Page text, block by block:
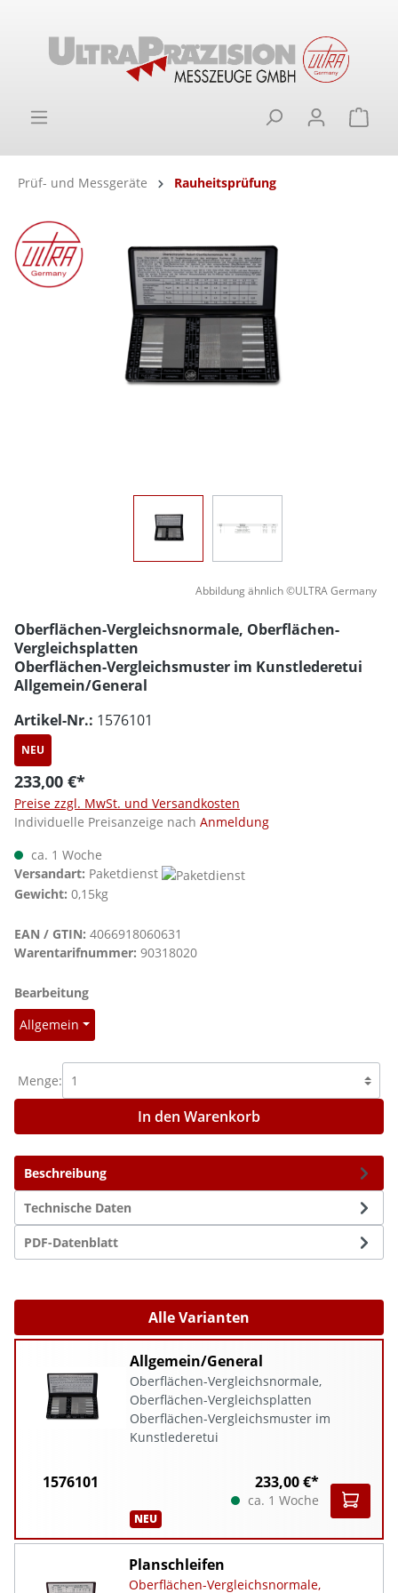
Prüf- und Messgeräte Rauheitsprüfung
Bildergalerie überspringen
Abbildung ähnlich ©ULTRA Germany
Beschreibung
Technische Daten
PDF-Datenblatt
Oberflächen-Vergleichsnormale, Oberflächen-
Vergleichsplatten
Oberflächen-Vergleichsmuster im Kunstlederetui
Allgemein/General
Artikel-Nr.: 1576101
NEU
233,00 €*
Preise zzgl. MwSt. und Versandkosten
Individuelle Preisanzeige nach Anmeldung
ca. 1 Woche
Versandart: Paketdienst
Gewicht: 0,15kg
EAN / GTIN: 4066918060631
Warentarifnummer: 90318020
Bearbeitungauswählen
Allgemein
Menge:
In den Warenkorb
Alle Varianten
Allgemein/General
Oberflächen-Vergleichsnormale,
Oberflächen-Vergleichsplatten
Oberflächen-Vergleichsmuster im
Kunstlederetui
1576101 233,00 €*
ca. 1 Woche
NEU
Planschleifen
Oberflächen-Vergleichsnormale,